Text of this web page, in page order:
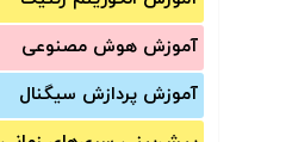
آموزش‌ هوش مصنوعی
آموزش‌ پردازش سیگنال